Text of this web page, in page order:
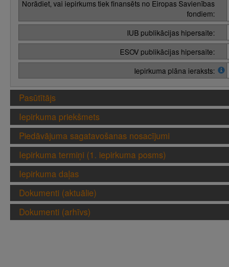
Norādiet, vai iepirkums tiek finansēts no Eiropas Savienības
fondiem:
IUB publikācijas hipersaite:
ESOV publikācijas hipersaite:
Iepirkuma plāna ieraksts:
Pasūtītājs
Iepirkuma priekšmets
Piedāvājuma sagatavošanas nosacījumi
Iepirkuma termiņi (1. iepirkuma posms)
Iepirkuma daļas
Dokumenti (aktuālie)
Dokumenti (arhīvs)